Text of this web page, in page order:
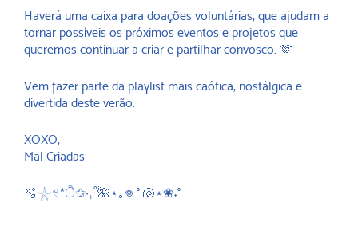
Haverá uma caixa para doações voluntárias, que ajudam a
tornar possíveis os próximos eventos e projetos que
queremos continuar a criar e partilhar convosco. 🫶
Vem fazer parte da playlist mais caótica, nostálgica e
divertida deste verão.
XOXO,
Mal Criadas
🫧𓇼𓏲*ੈ✩‧₊˚🌺⋆｡𖦹 °.🐚⋆❀˖°